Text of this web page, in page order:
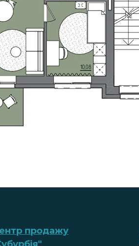
продажу